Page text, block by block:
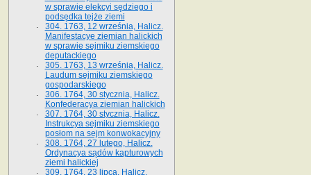
w sprawie elekcyi sędziego i
podsędka tejże ziemi
304. 1763, 12 września, Halicz.
Manifestacye ziemian halickich
w sprawie sejmiku ziemskiego
deputackiego
305. 1763, 13 września, Halicz.
Laudum sejmiku ziemskiego
gospodarskiego
306. 1764, 30 stycznia, Halicz.
Konfederacya ziemian halickich
307. 1764, 30 stycznia, Halicz.
Instrukcya sejmiku ziemskiego
posłom na sejm konwokacyjny
308. 1764, 27 lutego, Halicz.
Ordynacya sądów kapturowych
ziemi halickiej
309. 1764, 23 lipca, Halicz.